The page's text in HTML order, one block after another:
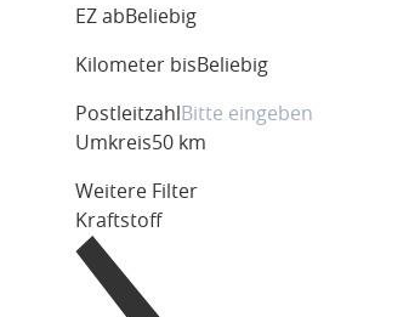
EZ ab Beliebig
Kilometer bis Beliebig
Postleitzahl
Umkreis50 km
Weitere Filter
Kraftstoff